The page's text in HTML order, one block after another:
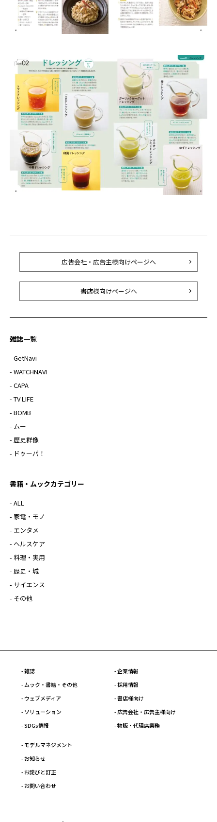
広告会社・広告主様向けページへ
書店様向けページへ
雑誌一覧
- GetNavi
- WATCHNAVI
- CAPA
- TV LIFE
- BOMB
- ムー
- 歴史群像
- ドゥーパ！
書籍・ムックカテゴリー
- ALL
- 家電・モノ
- エンタメ
- ヘルスケア
- 料理・実用
- 歴史・城
- サイエンス
- その他
- 雑誌
- ムック・書籍・その他
- ウェブメディア
- ソリューション
- SDGs情報
- 企業情報
- 採用情報
- 書店様向け
- 広告会社・広告主様向け
- 物販・代理店業務
- モデルマネジメント
- お知らせ
- お詫びと訂正
- お問い合わせ